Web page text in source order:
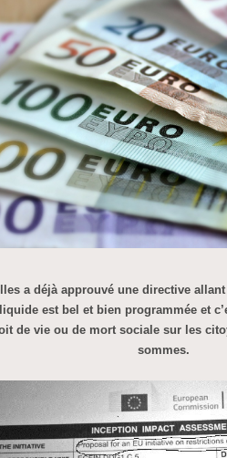
a déjà approuvé une directive
est bel et bien programmée et
de vie ou de mort sociale sur les
sommes.